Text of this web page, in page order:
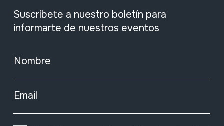
Suscríbete a nuestro boletín para
informarte de nuestros eventos
Nombre
Email